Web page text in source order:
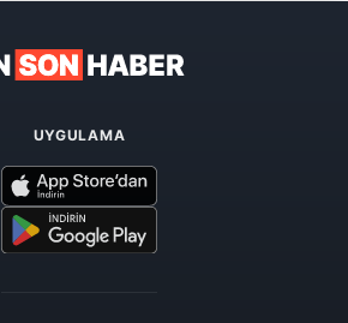
UYGULAMA